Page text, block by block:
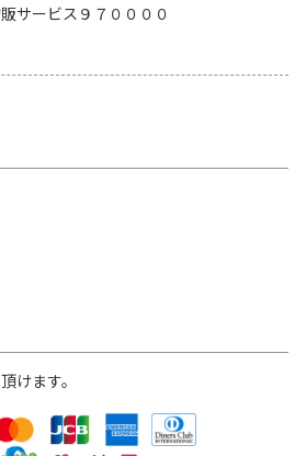
販サービス９７００００
けます。